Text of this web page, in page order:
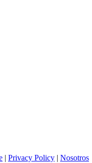
| Privacy Policy | Nosotros